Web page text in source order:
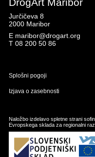
Jurčičeva 8
2000 Maribor
E maribor@drogart.org
T 08 200 50 86
Splošni pogoji
Izjava o zasebnosti
Naložbo izdelavo spletne strani
Evropskega sklada za regionalni